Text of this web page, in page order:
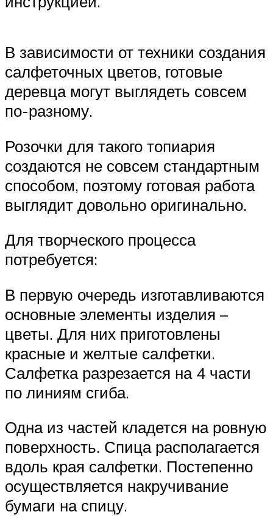
В зависимости от техники создания
салфеточных цветов, готовые
деревца могут выглядеть совсем
по-разному.
Розочки для такого топиария
создаются не совсем стандартным
способом, поэтому готовая работа
выглядит довольно оригинально.
Для творческого процесса
потребуется:
В первую очередь изготавливаются
основные элементы изделия –
цветы. Для них приготовлены
красные и желтые салфетки.
Салфетка разрезается на 4 части
по линиям сгиба.
Одна из частей кладется на ровную
поверхность. Спица располагается
вдоль края салфетки. Постепенно
осуществляется накручивание
бумаги на спицу.